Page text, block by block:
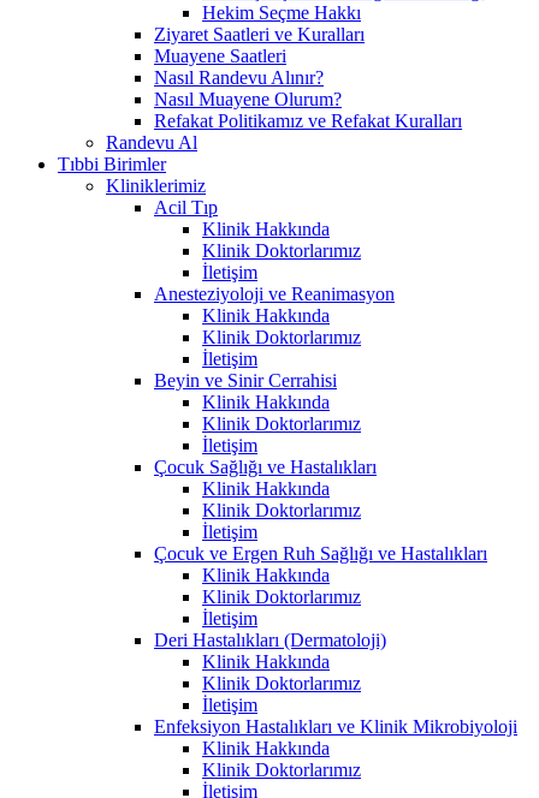
Hekim Seçme Hakkı
Ziyaret Saatleri ve Kuralları
Muayene Saatleri
Nasıl Randevu Alınır?
Nasıl Muayene Olurum?
Refakat Politikamız ve Refakat Kuralları
Randevu Al
Tıbbi Birimler
Kliniklerimiz
Acil Tıp
Klinik Hakkında
Klinik Doktorlarımız
İletişim
Anesteziyoloji ve Reanimasyon
Klinik Hakkında
Klinik Doktorlarımız
İletişim
Beyin ve Sinir Cerrahisi
Klinik Hakkında
Klinik Doktorlarımız
İletişim
Çocuk Sağlığı ve Hastalıkları
Klinik Hakkında
Klinik Doktorlarımız
İletişim
Çocuk ve Ergen Ruh Sağlığı ve Hastalıkları
Klinik Hakkında
Klinik Doktorlarımız
İletişim
Deri Hastalıkları (Dermatoloji)
Klinik Hakkında
Klinik Doktorlarımız
İletişim
Enfeksiyon Hastalıkları ve Klinik Mikrobiyoloji
Klinik Hakkında
Klinik Doktorlarımız
İletişim